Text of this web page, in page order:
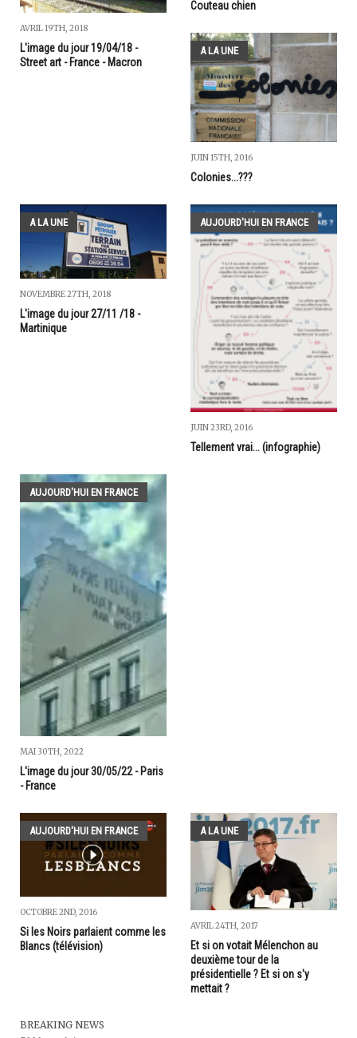
AVRIL 19TH, 2018
L'image du jour 19/04/18 -
Street art - France - Macron
Couteau chien
A LA UNE
JUIN 15TH, 2016
Colonies...???
A LA UNE
NOVEMBRE 27TH, 2018
L'image du jour 27/11 /18 -
Martinique
AUJOURD'HUI EN FRANCE
JUIN 23RD, 2016
Tellement vrai... (infographie)
AUJOURD'HUI EN FRANCE
MAI 30TH, 2022
L'image du jour 30/05/22 - Paris
- France
AUJOURD'HUI EN FRANCE
OCTOBRE 2ND, 2016
Si les Noirs parlaient comme les
Blancs (télévision)
A LA UNE
AVRIL 24TH, 2017
Et si on votait Mélenchon au
deuxième tour de la
présidentielle ? Et si on s'y
mettait ?
BREAKING NEWS